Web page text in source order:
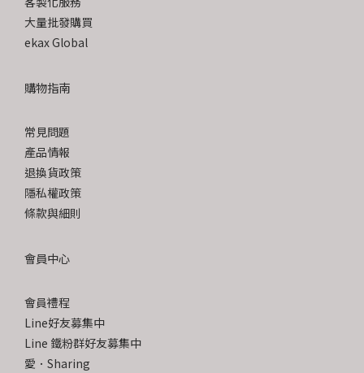
大量批發購買
ekax Global
購物指南
常見問題
產品情報
退換貨政策
隱私權政策
條款與細則
會員中心
會員禮程
Line好友募集中
Line 鐵粉群好友募集中
愛．Sharing